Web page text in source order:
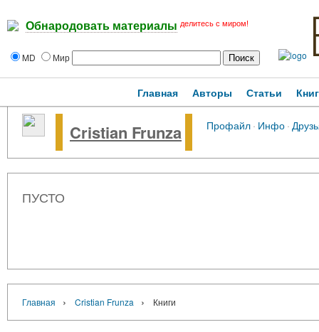
Обнародовать материалы делитесь с миром!
MD Мир
Главная Авторы Статьи
Cristian Frunza Профайл· Инфо·
ПУСТО
Главная › Cristian Frunza › Книги